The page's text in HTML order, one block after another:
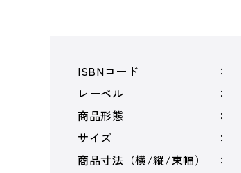
ISBNコード
レーベル
商品形態
サイズ
商品寸法（横/縦/束幅）